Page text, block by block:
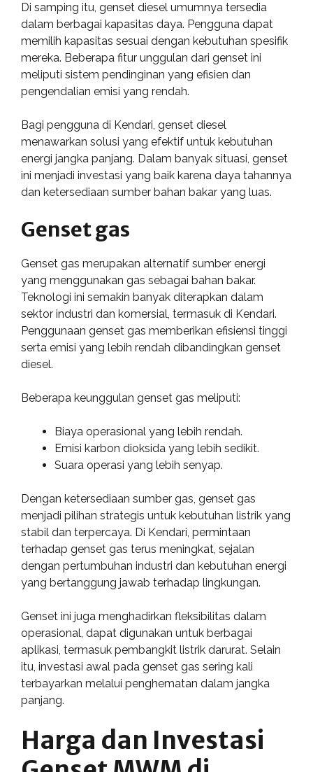
Di samping itu, genset diesel umumnya tersedia
dalam berbagai kapasitas daya. Pengguna dapat
memilih kapasitas sesuai dengan kebutuhan spesifik
mereka. Beberapa fitur unggulan dari genset ini
meliputi sistem pendinginan yang efisien dan
pengendalian emisi yang rendah.
Bagi pengguna di Kendari, genset diesel
menawarkan solusi yang efektif untuk kebutuhan
energi jangka panjang. Dalam banyak situasi, genset
ini menjadi investasi yang baik karena daya tahannya
dan ketersediaan sumber bahan bakar yang luas.
Genset gas
Genset gas merupakan alternatif sumber energi
yang menggunakan gas sebagai bahan bakar.
Teknologi ini semakin banyak diterapkan dalam
sektor industri dan komersial, termasuk di Kendari.
Penggunaan genset gas memberikan efisiensi tinggi
serta emisi yang lebih rendah dibandingkan genset
diesel.
Beberapa keunggulan genset gas meliputi:
Biaya operasional yang lebih rendah.
Emisi karbon dioksida yang lebih sedikit.
Suara operasi yang lebih senyap.
Dengan ketersediaan sumber gas, genset gas
menjadi pilihan strategis untuk kebutuhan listrik yang
stabil dan terpercaya. Di Kendari, permintaan
terhadap genset gas terus meningkat, sejalan
dengan pertumbuhan industri dan kebutuhan energi
yang bertanggung jawab terhadap lingkungan.
Genset ini juga menghadirkan fleksibilitas dalam
operasional, dapat digunakan untuk berbagai
aplikasi, termasuk pembangkit listrik darurat. Selain
itu, investasi awal pada genset gas sering kali
terbayarkan melalui penghematan dalam jangka
panjang.
Harga dan Investasi